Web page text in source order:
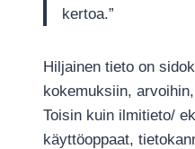
kertoa.”
Hiljainen tieto on
kokemuksiin,
Toisin kuin ilmitieto/
käyttöoppaat,